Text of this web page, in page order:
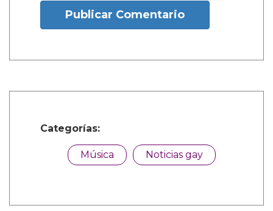
Publicar Comentario
Categorías:
Música Noticias gay